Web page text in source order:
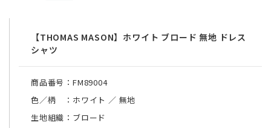
【THOMAS MASON】ホワイト ブロード 無地 ドレス
シャツ
商品番号：FM89004
色／柄 ：ホワイト ／ 無地
生地組織：ブロード